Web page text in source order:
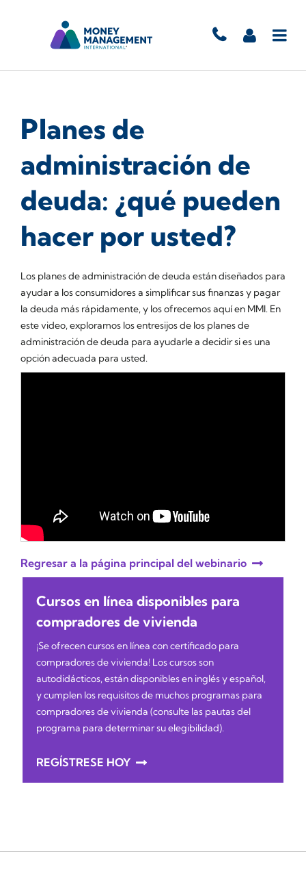
Planes de
administración de
deuda: ¿qué pueden
hacer por usted?
Los planes de administración de deuda están diseñados para
ayudar a los consumidores a simplificar sus finanzas y pagar
la deuda más rápidamente, y los ofrecemos aquí en MMI. En
este video, exploramos los entresijos de los planes de
administración de deuda para ayudarle a decidir si es una
opción adecuada para usted.
Regresar a la página principal del webinario
Cursos en línea disponibles para
compradores de vivienda
¡Se ofrecen cursos en línea con certificado para
compradores de vivienda! Los cursos son
autodidácticos, están disponibles en inglés y español,
y cumplen los requisitos de muchos programas para
compradores de vivienda (consulte las pautas del
programa para determinar su elegibilidad).
REGÍSTRESE HOY